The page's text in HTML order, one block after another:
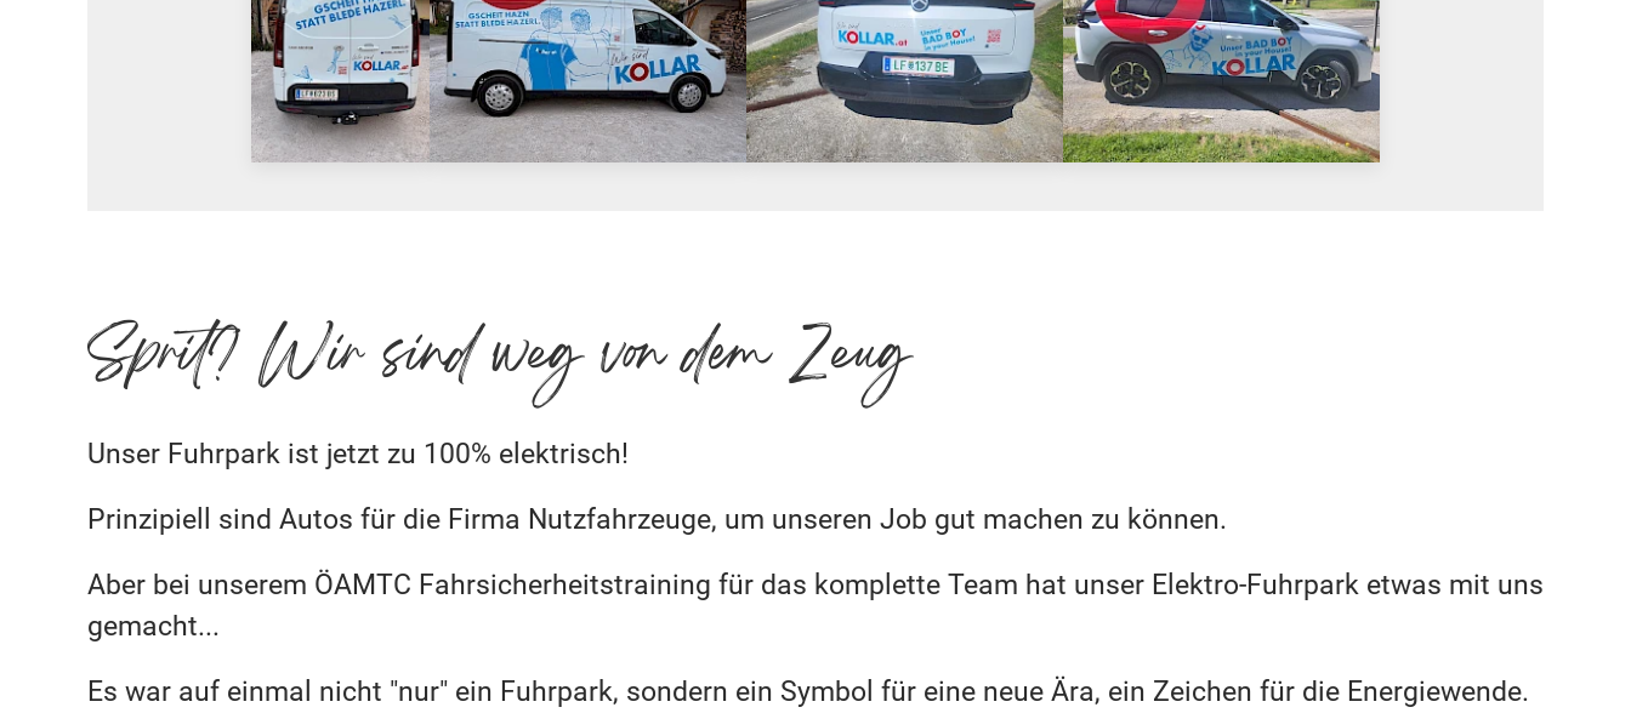
Sprit? Wir sind weg von dem Zeug
Unser Fuhrpark ist jetzt zu 100% elektrisch!
Prinzipiell sind Autos für die Firma Nutzfahrzeuge, um unseren Job gut machen zu können.
Aber bei unserem ÖAMTC Fahrsicherheitstraining für das komplette Team hat unser Elektro-Fuhrpark etwas mit uns
gemacht...
Es war auf einmal nicht "nur" ein Fuhrpark, sondern ein Symbol für eine neue Ära, ein Zeichen für die Energiewende.